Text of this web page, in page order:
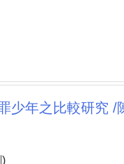
少年之比較研究 /
)